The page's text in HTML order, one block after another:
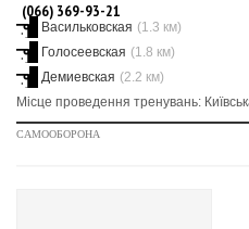
(066) 369-93-21
Васильковская (1.3 км)
Голосеевская (1.8 км)
Демиевская (2.2 км)
Місце проведення тренувань:
САМООБОРОНА